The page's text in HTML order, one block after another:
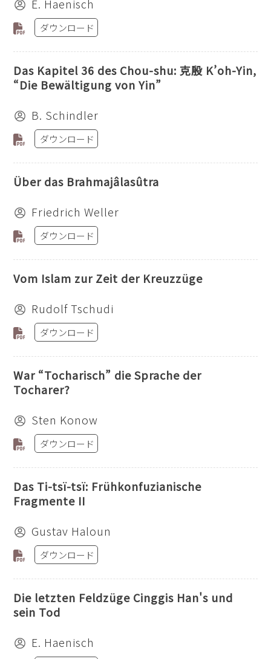
E. Haenisch
ダウンロード
Das Kapitel 36 des Chou-shu: 克殷 K’oh-Yin,
“Die Bewältigung von Yin”
B. Schindler
ダウンロード
Über das Brahmajâlasûtra
Friedrich Weller
ダウンロード
Vom Islam zur Zeit der Kreuzzüge
Rudolf Tschudi
ダウンロード
War “Tocharisch” die Sprache der
Tocharer?
Sten Konow
ダウンロード
Das Ti-tsï-tsï: Frühkonfuzianische
Fragmente II
Gustav Haloun
ダウンロード
Die letzten Feldzüge Cinggis Han's und
sein Tod
E. Haenisch